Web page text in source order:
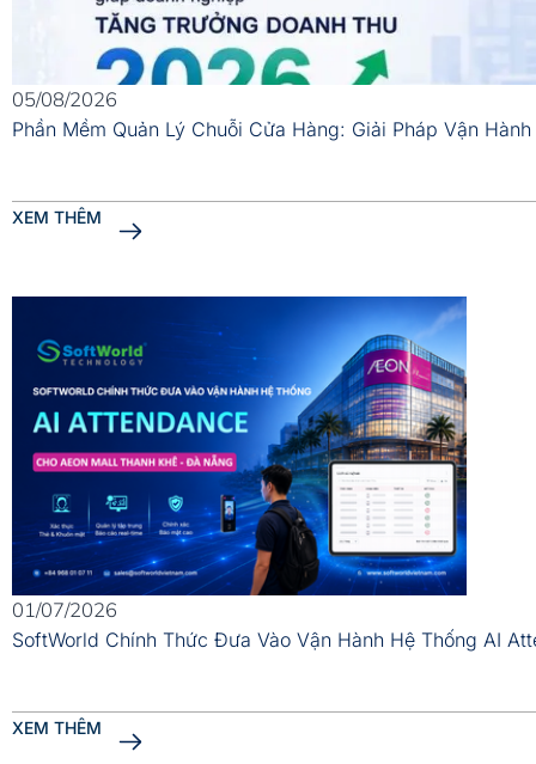
05/08/2026
Phần Mềm Quản Lý Chuỗi Cửa Hàng: Giải Pháp Vận
XEM THÊM
01/07/2026
SoftWorld Chính Thức Đưa Vào Vận Hành Hệ Thống AI
XEM THÊM